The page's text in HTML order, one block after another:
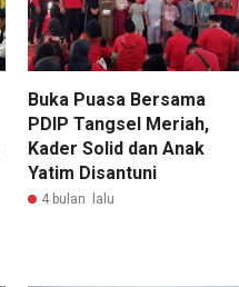
Buka Puasa Bersama
PDIP Tangsel Meriah,
Kader Solid dan Anak
Yatim Disantuni
4 bulan lalu